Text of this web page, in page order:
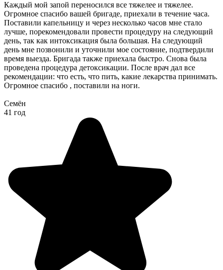
Каждый мой запой переносился все тяжелее и тяжелее.
Огромное спасибо вашей бригаде, приехали в течение часа.
Поставили капельницу и через несколько часов мне стало
лучше, порекомендовали провести процедуру на следующий
день, так как интоксикация была большая. На следующий
день мне позвонили и уточнили мое состояние, подтвердили
время выезда. Бригада также приехала быстро. Снова была
проведена процедура детоксикации. После врач дал все
рекомендации: что есть, что пить, какие лекарства принимать.
Огромное спасибо , поставили на ноги.
Семён
41 год